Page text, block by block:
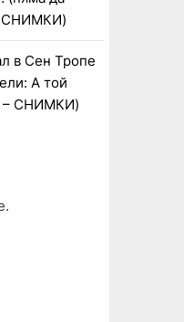
СНИМКИ)
в Сен Тропе
А той
– СНИМКИ)